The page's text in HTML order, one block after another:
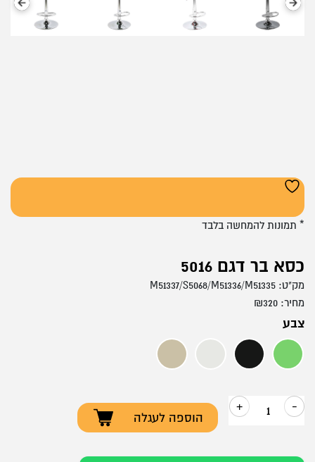
כסא בר דגם 5016
מחיר: ₪320
צבע
דמוי עור ירוקדמוי עור שחורדמוי עור לבן
קרם
-
כמות
+
הוספה לעגלה
מק"ט: M51337/S5068/M51336/M51335
* תמונות להמחשה בלבד